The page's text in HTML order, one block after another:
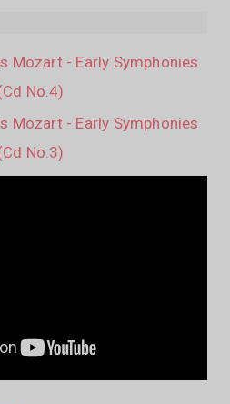
Mozart - Early Symphonies
No.4)
Mozart - Early Symphonies
No.3)